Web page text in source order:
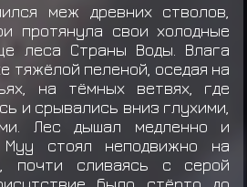
меж древних стволов,
протянула свои холодные
леса Страны Воды. Влага
тяжёлой пеленой, оседая на
на тёмных ветвях, где
и срывались вниз глухими,
Лес дышал медленно и
Муу стоял неподвижно на
почти сливаясь с серой